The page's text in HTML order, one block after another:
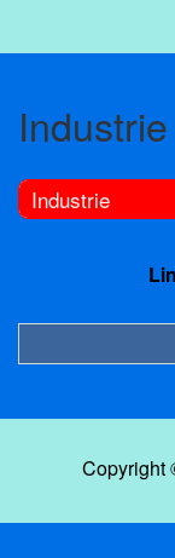
Industrie
Industrie
Copyright